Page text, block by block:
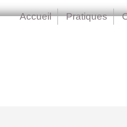
Accueil Pratiques